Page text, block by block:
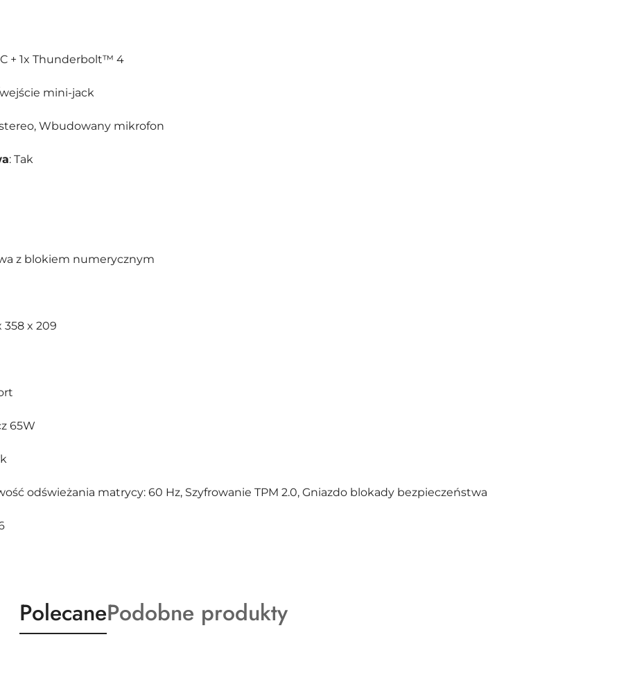
C + 1x Thunderbolt™ 4
mini-jack
stereo, Wbudowany mikrofon
: Tak
z blokiem numerycznym
358 x 209
65W
odświeżania matrycy: 60 Hz, Szyfrowanie TPM 2.0, Gniazdo blokady bezpieczeństwa
Produkty
o
PolecaneProdukty
o
Podobne produkty